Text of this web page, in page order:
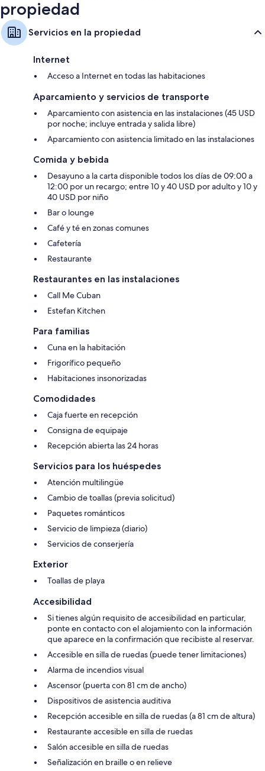
propiedad
Servicios en la propiedad
Internet
Acceso a Internet en todas las habitaciones
Aparcamiento y servicios de transporte
Aparcamiento con asistencia en las instalaciones (45 USD
por noche; incluye entrada y salida libre)
Aparcamiento con asistencia limitado en las instalaciones
Comida y bebida
Desayuno a la carta disponible todos los días de 09:00 a
12:00 por un recargo; entre 10 y 40 USD por adulto y 10 y
40 USD por niño
Bar o lounge
Café y té en zonas comunes
Cafetería
Restaurante
Restaurantes en las instalaciones
Call Me Cuban
Estefan Kitchen
Para familias
Cuna en la habitación
Frigorífico pequeño
Habitaciones insonorizadas
Comodidades
Caja fuerte en recepción
Consigna de equipaje
Recepción abierta las 24 horas
Servicios para los huéspedes
Atención multilingüe
Cambio de toallas (previa solicitud)
Paquetes románticos
Servicio de limpieza (diario)
Servicios de conserjería
Exterior
Toallas de playa
Accesibilidad
Si tienes algún requisito de accesibilidad en particular,
ponte en contacto con el alojamiento con la información
que aparece en la confirmación que recibiste al reservar.
Accesible en silla de ruedas (puede tener limitaciones)
Alarma de incendios visual
Ascensor (puerta con 81 cm de ancho)
Dispositivos de asistencia auditiva
Recepción accesible en silla de ruedas (a 81 cm de altura)
Restaurante accesible en silla de ruedas
Salón accesible en silla de ruedas
Señalización en braille o en relieve